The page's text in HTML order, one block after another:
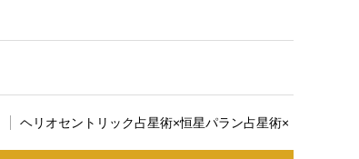
ヘリオセントリック占星術×恒星パラン占星術×